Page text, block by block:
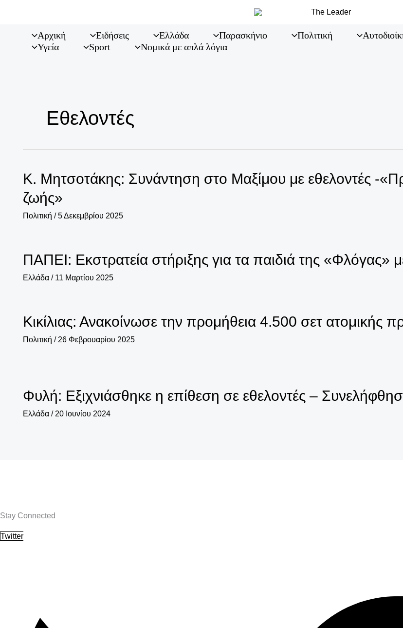
Αρχική Ειδήσεις Ελλάδα Παρασκήνιο Πολιτική
Υγεία
Sport Νομικά με απλά λόγια
Εθελοντές
Κ. Μητσοτάκης: Συνάντηση στο Μαξίμου με εθελοντές -
ζωής»
Πολιτική /5 Δεκεμβρίου 2025
ΠΑΠΕΙ: Εκστρατεία στήριξης για τα παιδιά της «Φλόγας»
Ελλάδα / 11 Μαρτίου 2025
Κικίλιας: Ανακοίνωσε την προμήθεια 4.500 σετ ατομικής
Πολιτική / 26 Φεβρουαρίου 2025
Φυλή: Εξιχνιάσθηκε η επίθεση σε εθελοντές –
Ελλάδα / 20 Ιουνίου 2024
Stay Connected
Twitter